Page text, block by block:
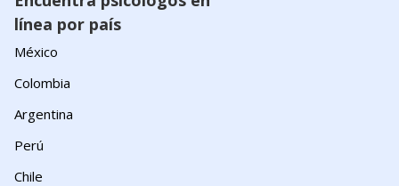
línea por país
México
Colombia
Argentina
Perú
Chile